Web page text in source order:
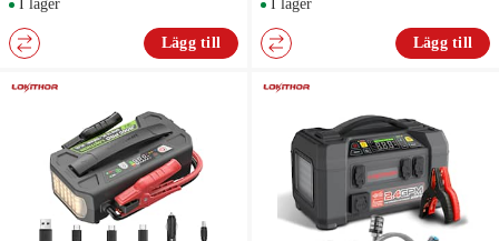
I lager
Lägg till
I lager
Lägg till